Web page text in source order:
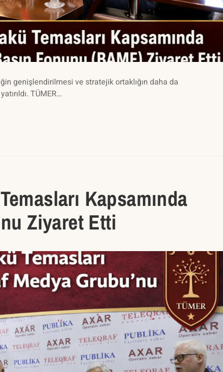
genişlendirilmesi ve stratejik ortaklığın daha da
TÜMER…
Kapsamında
Ziyaret Etti